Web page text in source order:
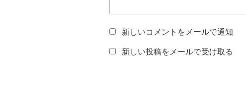
新しいコメントをメールで通知
新しい投稿をメールで受け取る